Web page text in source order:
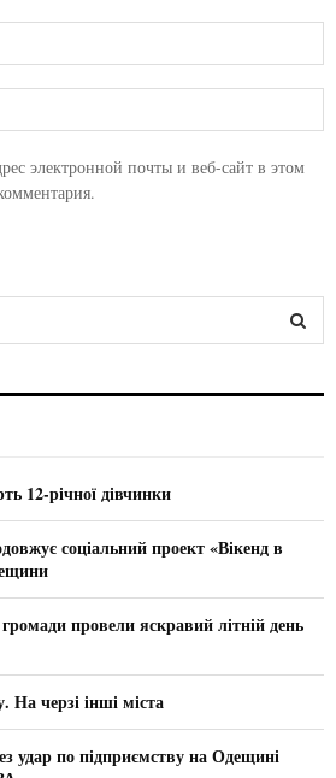
электронной почты и веб-сайт в этом
12-річної дівчинки
соціальний проект «Вікенд в
провели яскравий літній день
черзі інші міста
удар по підприємству на Одещині